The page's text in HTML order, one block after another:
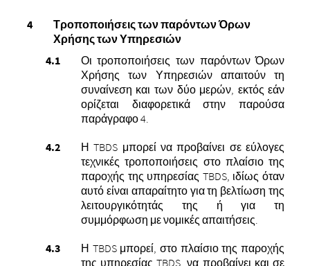
Τροποποιήσεις των παρόντων Όρων
Χρήσης των Υπηρεσιών
Οι τροποποιήσεις των παρόντων Όρων
Χρήσης των Υπηρεσιών απαιτούν τη
συναίνεση και των δύο μερών, εκτός εάν
ορίζεται διαφορετικά στην παρούσα
παράγραφο 4.
Η TBDS μπορεί να προβαίνει σε εύλογες
τεχνικές τροποποιήσεις στο πλαίσιο της
παροχής της υπηρεσίας TBDS, ιδίως όταν
αυτό είναι απαραίτητο για τη βελτίωση της
λειτουργικότητάς της ή για τη
συμμόρφωση με νομικές απαιτήσεις.
Η TBDS μπορεί, στο πλαίσιο της παροχής
της υπηρεσίας TBDS, να προβαίνει και σε